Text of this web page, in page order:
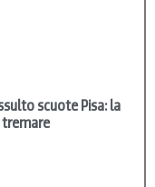
scuote Pisa: la